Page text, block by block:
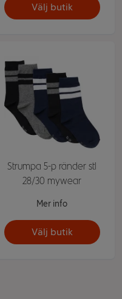
Välj butik
Strumpa 5-p ränder stl
28/30 mywear
Mer info
Välj butik